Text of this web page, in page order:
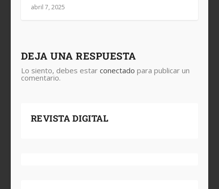
abril 7, 2025
DEJA UNA RESPUESTA
Lo siento, debes estar conectado para publicar un
comentario.
REVISTA DIGITAL